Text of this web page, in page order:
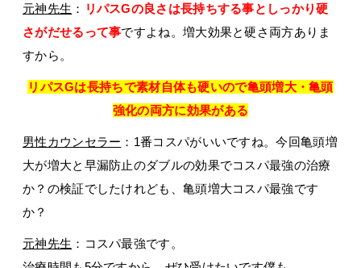
元神先生 ： リパスGの良さは長持ちする事としっかり硬
さがだせるって事ですよね。増大効果と硬さ両方ありま
すから。
リパスGは長持ちで素材自体も硬いので亀頭増大・亀頭
強化の両方に効果がある
男性カウンセラー ：1番コスパがいいですね。今回亀頭増
大が増大と早漏防止のダブルの効果でコスパ最強の治療
か？の検証でしたけれども、亀頭増大コスパ最強です
か？
元神先生 ：コスパ最強です。